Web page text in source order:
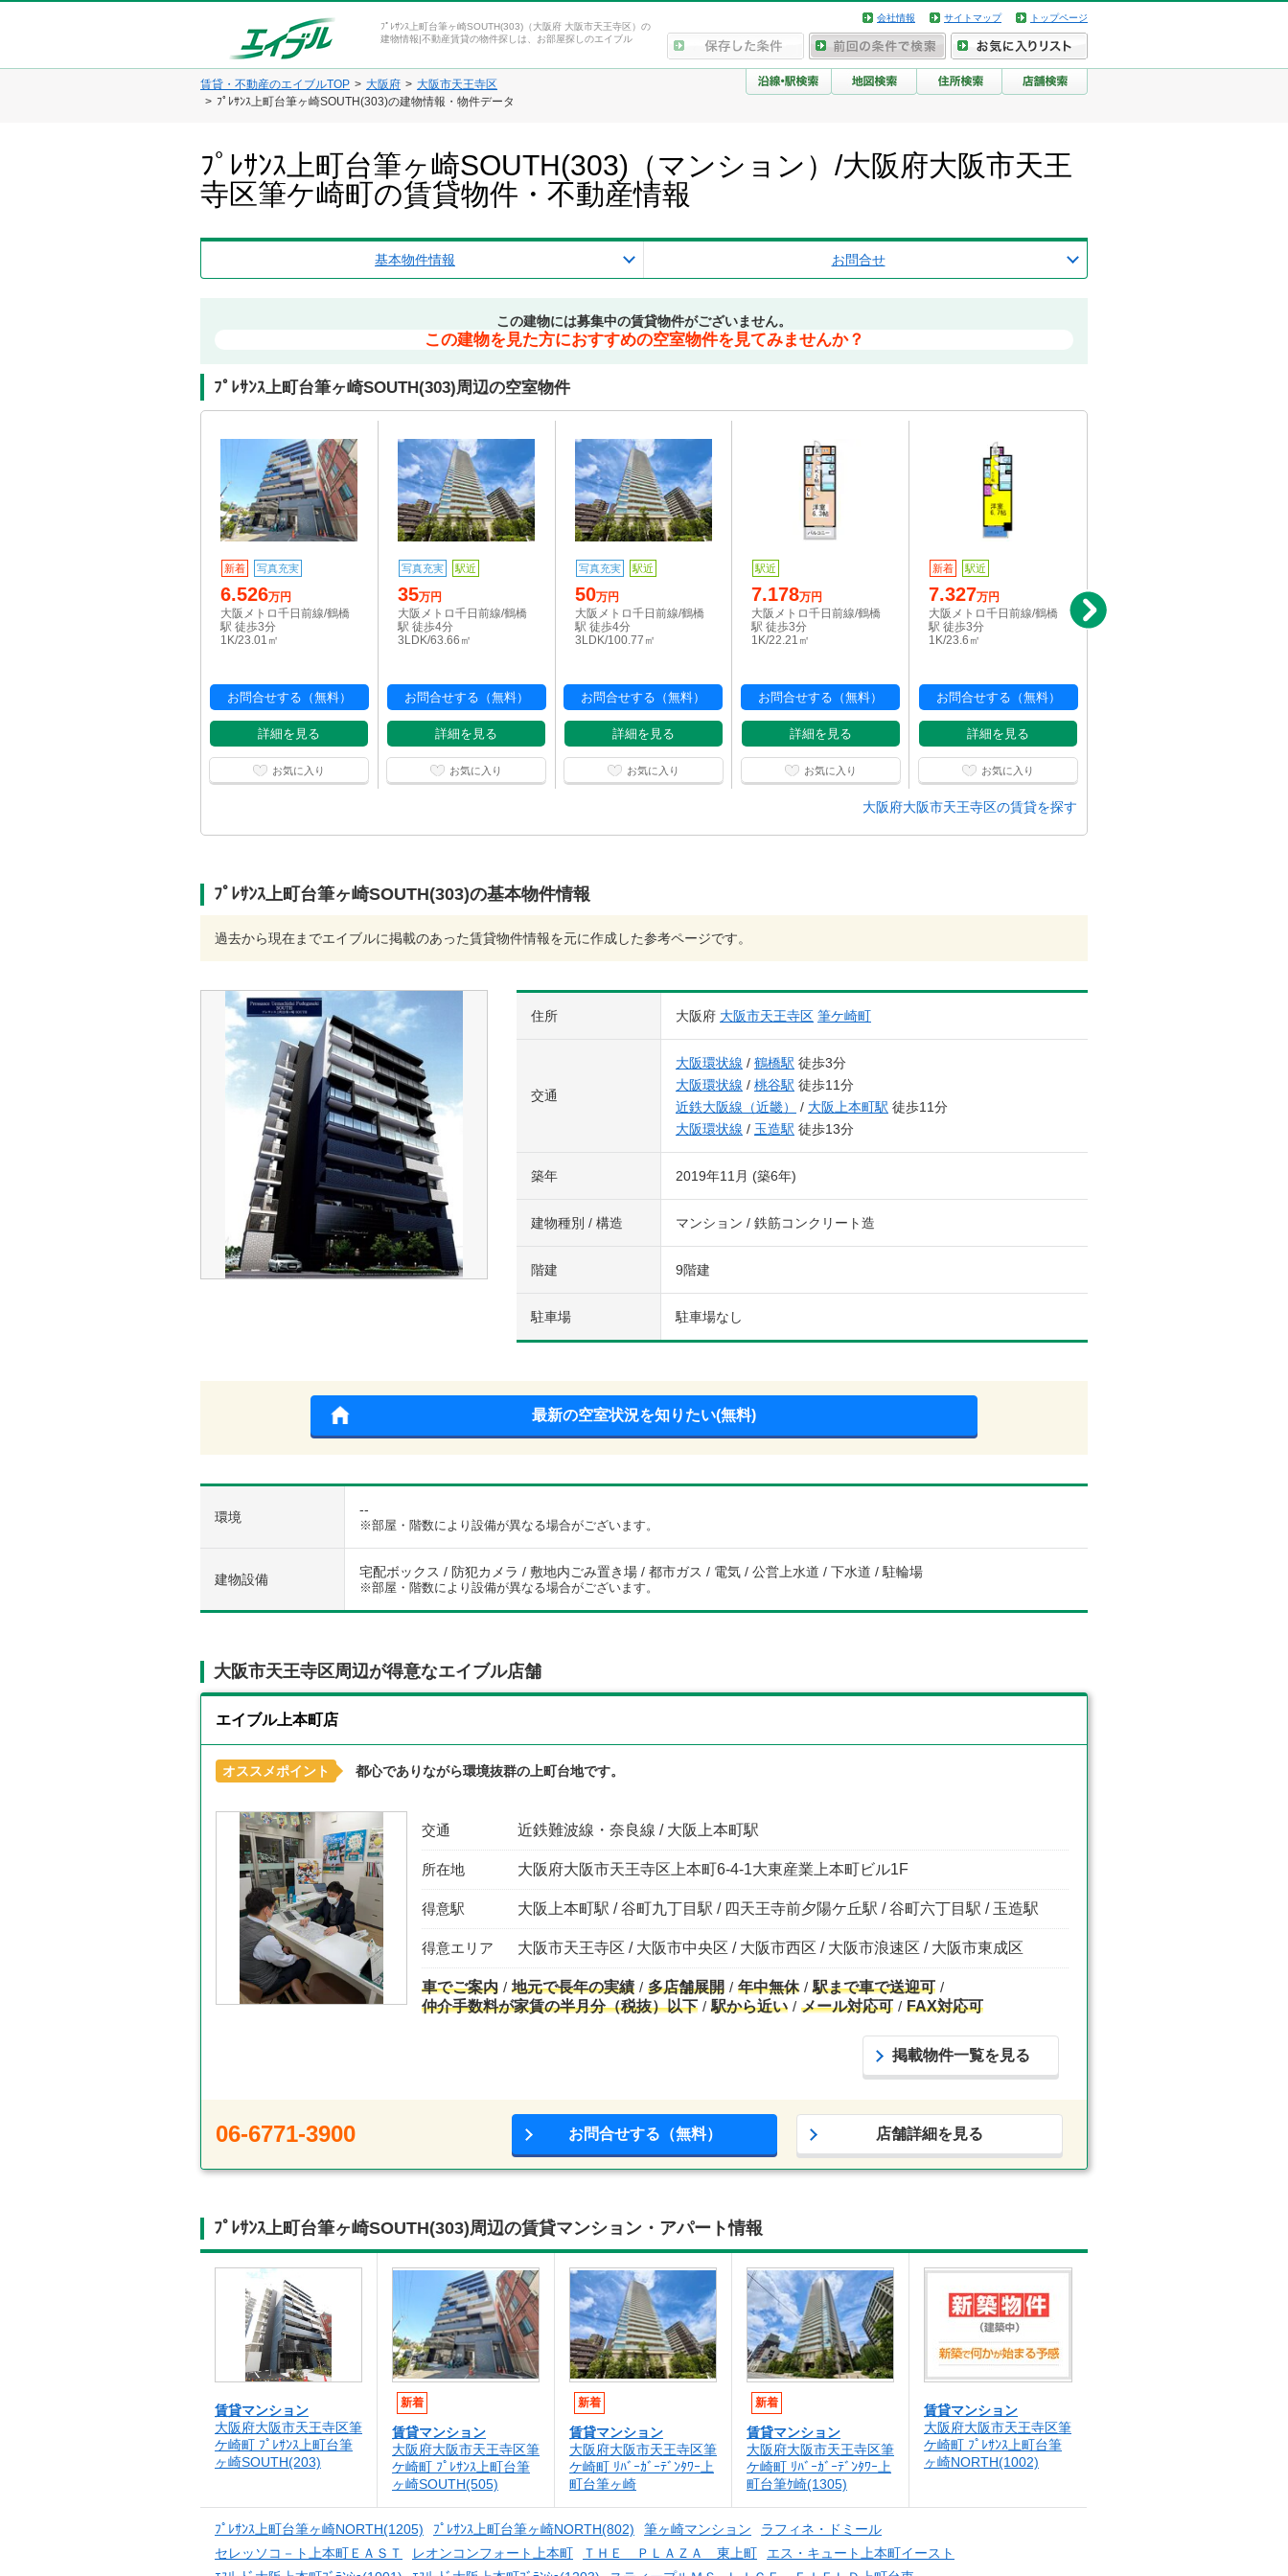
ﾌﾟﾚｻﾝｽ上町台筆ヶ崎SOUTH(303)（大阪府 大阪市天王寺区）の
建物情報|不動産賃貸の物件探しは、お部屋探しのエイブル
会社情報 サイトマップ トップページ
賃貸・不動産のエイブルTOP 大阪府
大阪市天王寺区
ﾌﾟﾚｻﾝｽ上町台筆ヶ崎SOUTH(303)の建物情報・物件データ
ﾌﾟﾚｻﾝｽ上町台筆ヶ崎SOUTH(303)（マンション）/大阪府大阪市天王
寺区筆ケ崎町の賃貸物件・不動産情報
基本物件情報 お問合せ
この建物には募集中の賃貸物件がございません。
この建物を見た方におすすめの空室物件を見てみませんか？
ﾌﾟﾚｻﾝｽ上町台筆ヶ崎SOUTH(303)周辺の空室物件
新着 写真充実
6.526万円
大阪メトロ千日前線/鶴橋
駅 徒歩3分
1K/23.01㎡
お問合せする（無料）
詳細を見る
お気に入り
写真充実 駅近
35万円
大阪メトロ千日前線/鶴橋
駅 徒歩4分
3LDK/63.66㎡
お問合せする（無料）
詳細を見る
お気に入り
写真充実 駅近
50万円
大阪メトロ千日前線/鶴橋
駅 徒歩4分
3LDK/100.77㎡
お問合せする（無料）
詳細を見る
お気に入り
駅近
7.178万円
大阪メトロ千日前線/鶴橋
駅 徒歩3分
1K/22.21㎡
お問合せする（無料）
詳細を見る
お気に入り
新着 駅近
7.327万円
大阪メトロ千日前線/鶴橋
駅 徒歩3分
1K/23.6㎡
お問合せする（無料）
詳細を見る
お気に入り
大阪環状線/鶴橋駅 徒歩3
大阪府大阪市天王寺区の賃貸を探す
ﾌﾟﾚｻﾝｽ上町台筆ヶ崎SOUTH(303)の基本物件情報
過去から現在までエイブルに掲載のあった賃貸物件情報を元に作成した参考ページです。
住所 大阪府 大阪市天王寺区 筆ケ崎町
交通
大阪環状線 / 鶴橋駅 徒歩3分
大阪環状線 / 桃谷駅 徒歩11分
近鉄大阪線（近畿）
/ 大阪上本町駅 徒歩11分
大阪環状線 / 玉造駅 徒歩13分
築年 2019年11月 (築6年)
建物種別 / 構造 マンション / 鉄筋コンクリート造
階建 9階建
駐車場 駐車場なし
最新の空室状況を知りたい(無料)
環境 --
※部屋・階数により設備が異なる場合がございます。
建物設備 宅配ボックス / 防犯カメラ / 敷地内ごみ置き場 / 都市ガス / 電気 / 公営上水道 / 下水道 / 駐輪場
※部屋・階数により設備が異なる場合がございます。
大阪市天王寺区周辺が得意なエイブル店舗
エイブル上本町店
オススメポイント 都心でありながら環境抜群の上町台地です。
交通 近鉄難波線・奈良線 / 大阪上本町駅
所在地 大阪府大阪市天王寺区上本町6-4-1大東産業上本町ビル1F
得意駅 大阪上本町駅 / 谷町九丁目駅 / 四天王寺前夕陽ケ丘駅 / 谷町六丁目駅 / 玉造駅
得意エリア 大阪市天王寺区 / 大阪市中央区 / 大阪市西区 / 大阪市浪速区 / 大阪市東成区
車でご案内 地元で長年の実績 多店舗展開 年中無休
駅まで車で送迎可
仲介手数料が家賃の半月分（税抜）以下
駅から近い メール対応可 FAX対応可
掲載物件一覧を見る
06-6771-3900 お問合せする（無料） 店舗詳細を見る
ﾌﾟﾚｻﾝｽ上町台筆ヶ崎SOUTH(303)周辺の賃貸マンション・アパート情報
賃貸マンション
大阪府大阪市天王寺区筆
ケ崎町 ﾌﾟﾚｻﾝｽ上町台筆
ヶ崎SOUTH(203)
新着
賃貸マンション
大阪府大阪市天王寺区筆
ケ崎町 ﾌﾟﾚｻﾝｽ上町台筆
ヶ崎SOUTH(505)
新着
賃貸マンション
大阪府大阪市天王寺区筆
ケ崎町 ﾘﾊﾞｰｶﾞｰﾃﾞﾝﾀﾜｰ上
町台筆ヶ崎
新着
賃貸マンション
大阪府大阪市天王寺区筆
ケ崎町 ﾘﾊﾞｰｶﾞｰﾃﾞﾝﾀﾜｰ上
町台筆ｹ崎(1305)
賃貸マンション
大阪府大阪市天王寺区筆
ケ崎町 ﾌﾟﾚｻﾝｽ上町台筆
ヶ崎NORTH(1002)
ﾌﾟﾚｻﾝｽ上町台筆ヶ崎NORTH(1205) ﾌﾟﾚｻﾝｽ上町台筆ヶ崎NORTH(802) 筆ヶ崎マンション
ラフィネ・ドミール
セレッソコ－ト上本町ＥＡＳＴ
レオンコンフォート上本町 ＴＨＥ ＰＬＡＺＡ 東上町
エス・キュート上本町イースト